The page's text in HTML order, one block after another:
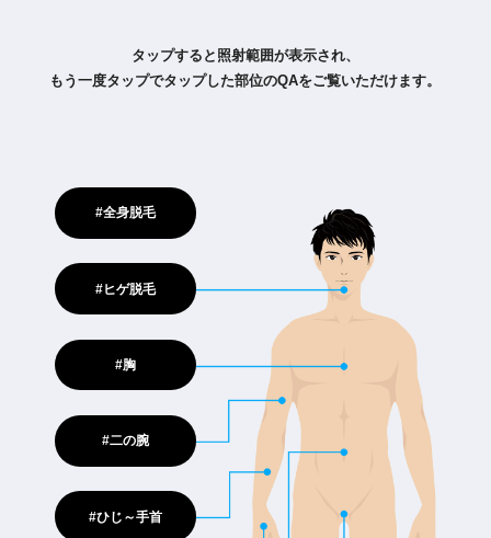
タップすると照射範囲が表示され、
もう一度タップでタップした部位のQAをご覧いただけます。
#全身脱毛
#ヒゲ脱毛
#胸
#二の腕
#ひじ～手首